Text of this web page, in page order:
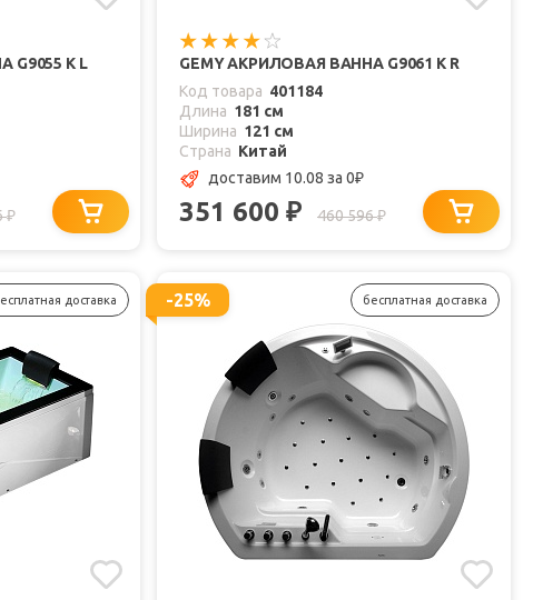
G9055 K L
₽
GEMY АКРИЛОВАЯ ВАННА G9061 K R
Код товара 401184
Длина 181 см
Ширина 121 см
Страна Китай
доставим 10.08 за 0₽
351 600 ₽ 460 596₽
доставка -25% бесплатная доставка